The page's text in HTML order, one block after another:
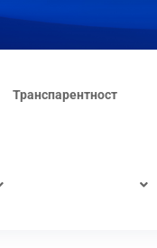
Транспарентност